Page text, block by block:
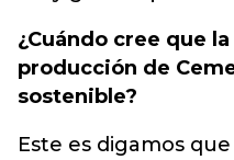
¿Cuándo cree que
producción de
sostenible?
Este es digamos